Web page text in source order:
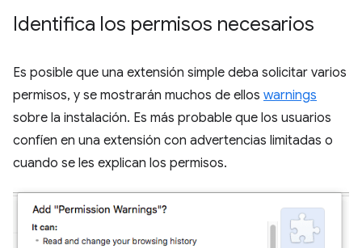
Identifica los permisos necesarios
Es posible que una extensión simple deba solicitar varios
permisos, y se mostrarán muchos de ellos warnings
sobre la instalación. Es más probable que los usuarios
confíen en una extensión con advertencias limitadas o
cuando se les explican los permisos.